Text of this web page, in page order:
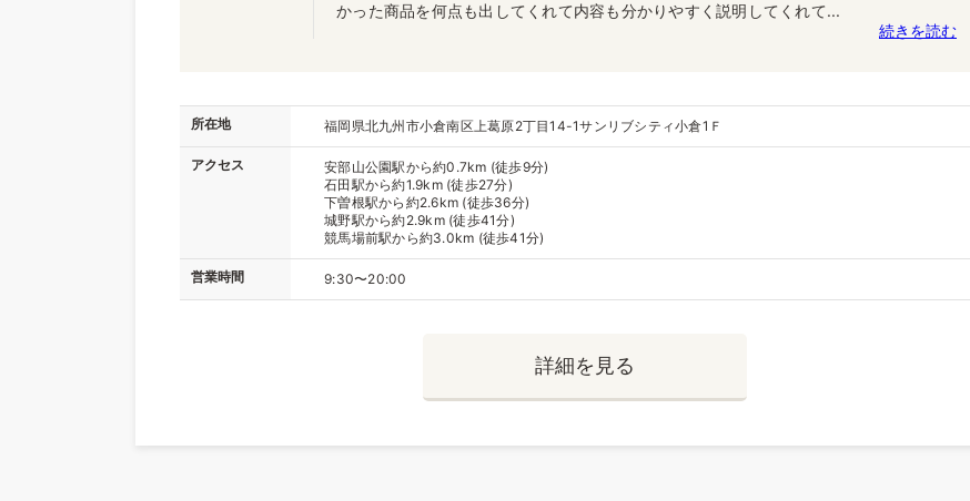
かった商品を何点も出してくれて内容も分かりやすく説明してくれて...
続きを読む
所在地 福岡県北九州市小倉南区上葛原2丁目14-1サンリブシティ小倉1Ｆ
アクセス
安部山公園駅から約0.7km (徒歩9分)
石田駅から約1.9km (徒歩27分)
下曽根駅から約2.6km (徒歩36分)
城野駅から約2.9km (徒歩41分)
競馬場前駅から約3.0km (徒歩41分)
営業時間 9:30〜20:00
詳細を見る